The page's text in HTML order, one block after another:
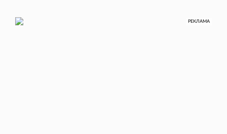
РЕКЛАМА